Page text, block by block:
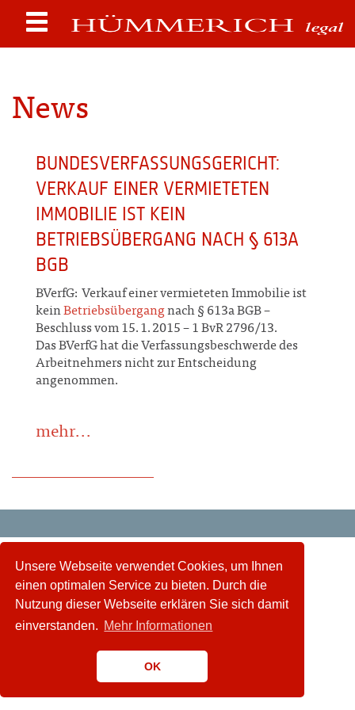
Unsere Webseite verwendet Cookies, um Ihnen
einen optimalen Service zu bieten. Durch die
Nutzung dieser Webseite erklären Sie sich damit
einverstanden. Mehr Informationen
OK
News
BUNDESVERFASSUNGSGERICHT:
VERKAUF EINER VERMIETETEN
IMMOBILIE IST KEIN
BETRIEBSÜBERGANG NACH § 613A
BGB
BVerfG: Verkauf einer vermieteten Immobilie ist
keinBetriebsübergangnach § 613a BGB –
Beschluss vom 15.1.2015 – 1 BvR 2796/13.
Das BVerfG hat die Verfassungsbeschwerde des
Arbeitnehmers nicht zur Entscheidung
angenommen.
mehr...